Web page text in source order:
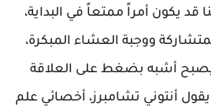
قد يكون أمراً ممتعاً في البداية،
ووجبة العشاء المبكرة،
يصبح أشبه بضغط على العلاقة
أنتوني تشامبرز، أخصائي علم